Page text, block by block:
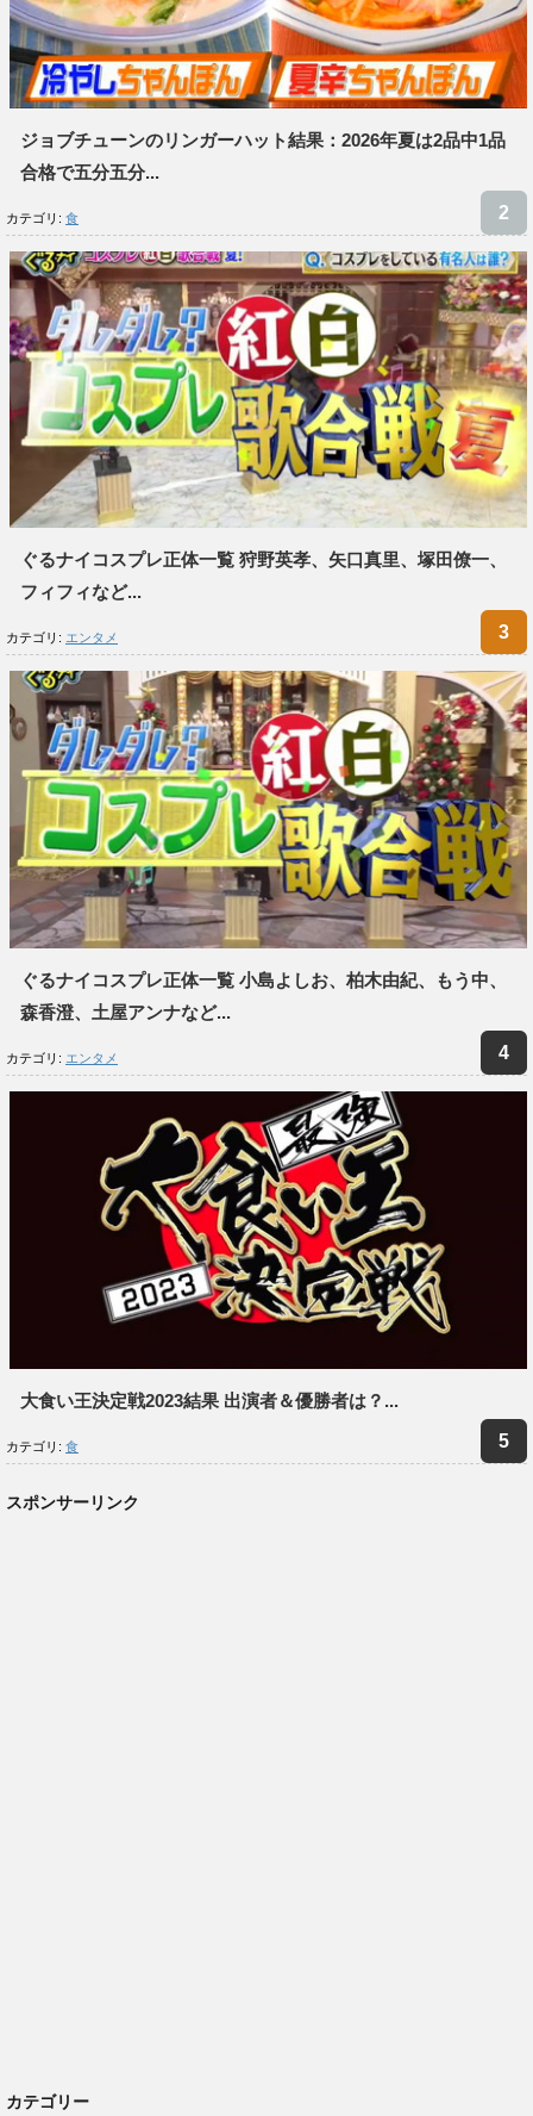
ジョブチューンのリンガーハット結果：2026年夏は2品中1品
合格で五分五分...
カテゴリ: 食
ぐるナイコスプレ正体一覧 狩野英孝、矢口真里、塚田僚一、
フィフィなど...
カテゴリ: エンタメ
ぐるナイコスプレ正体一覧 小島よしお、柏木由紀、もう中、
森香澄、土屋アンナなど...
カテゴリ: エンタメ
大食い王決定戦2023結果 出演者＆優勝者は？...
カテゴリ: 食
スポンサーリンク
カテゴリー